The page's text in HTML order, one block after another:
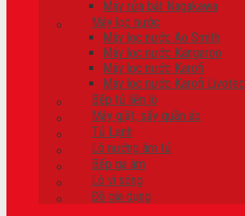
Máy rửa bát Nagakawa
Máy lọc nước
Máy lọc nước Ao Smith
Máy lọc nước Kangaroo
Máy lọc nước Karofi
Máy lọc nước Karofi Livotec
Bếp tủ liền lò
Máy giặt, sấy quần áo
Tủ Lạnh
Lò nướng âm tủ
Bếp ga âm
Lò vi sóng
Đồ gia dụng